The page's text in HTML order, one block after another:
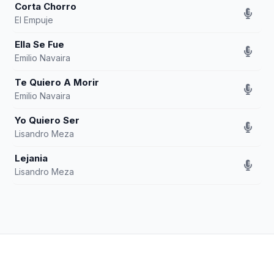
Corta Chorro
El Empuje
Ella Se Fue
Emilio Navaira
Te Quiero A Morir
Emilio Navaira
Yo Quiero Ser
Lisandro Meza
Lejania
Lisandro Meza